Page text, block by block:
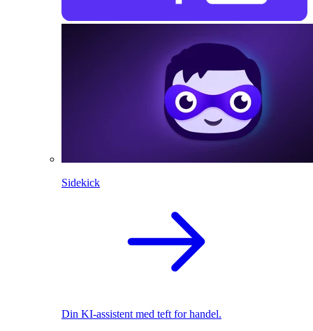
Sidekick
Din KI-assistent med teft for handel.